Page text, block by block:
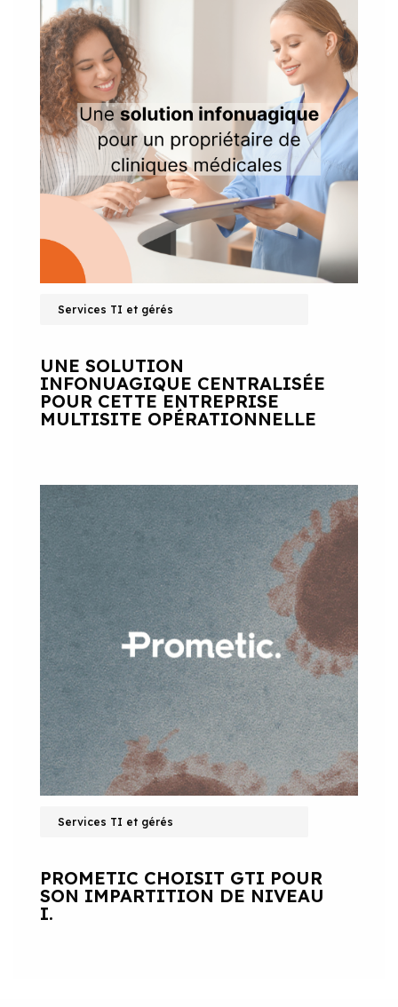
Services TI et gérés
UNE SOLUTION
INFONUAGIQUE CENTRALISÉE
POUR CETTE ENTREPRISE
MULTISITE OPÉRATIONNELLE
Services TI et gérés
PROMETIC CHOISIT GTI POUR
SON IMPARTITION DE NIVEAU
I.